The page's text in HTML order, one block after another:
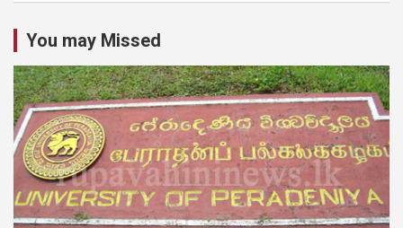
You may Missed